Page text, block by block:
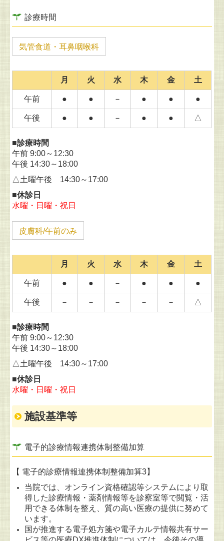
診療時間
気管食道・耳鼻咽喉科
月 火 水 木 金 土
午前 ● ● － ● ● ●
午後 ● ● － ● ● △
■診療時間
午前 9:00～12:30
午後 14:30～18:00
△土曜午後 14:30～17:00
■休診日
水曜・日曜・祝日
皮膚科/午前のみ
月 火 水 木 金 土
午前 ● ● － ● ● ●
午後 － － － － － △
■診療時間
午前 9:00～12:30
午後 14:30～18:00
△土曜午後 14:30～17:00
■休診日
水曜・日曜・祝日
施設基準等
電子的診療情報連携体制整備加算
【 電子的診療情報連携体制整備加算3】
当院では、オンライン資格確認等システムにより取
得した診療情報・薬剤情報等を診察室等で閲覧・活
用できる体制を整え、質の高い医療の提供に努めて
います。
国が推進する電子処方箋や電子カルテ情報共有サー